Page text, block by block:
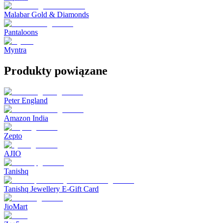
Malabar Gold & Diamonds
Pantaloons
Myntra
Produkty powiązane
Peter England
Amazon India
Zepto
AJIO
Tanishq
Tanishq Jewellery E-Gift Card
JioMart